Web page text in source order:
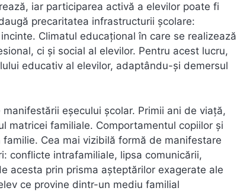
iar participarea activă a elevilor poate fi
precaritatea infrastructurii școlare:
Climatul educațional în care se realizează
ci și social al elevilor. Pentru acest lucru,
educativ al elevilor, adaptându-și demersul
eșecului școlar. Primii ani de viață,
matricei familiale. Comportamentul copiilor și
Cea mai vizibilă formă de manifestare
conflicte intrafamiliale, lipsa comunicării,
acesta prin prisma așteptărilor exagerate ale
ce provine dintr-un mediu familial